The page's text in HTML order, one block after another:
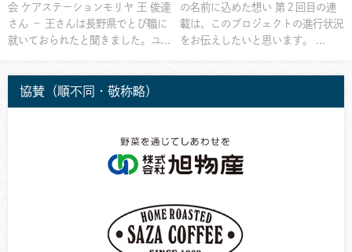
会 ケアステーションモリヤ 王 俊達
さん － 王さんは長野県でとび職に
就いておられたと聞きました。ユ...
の名前に込めた想い 第２回目の連
載は、このプロジェクトの進行状況
をお伝えしたいと思います。 ...
協賛（順不同・敬称略）